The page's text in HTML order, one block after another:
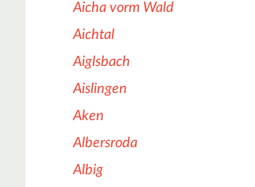
Aicha vorm Wald
Aichtal
Aiglsbach
Aislingen
Aken
Albersroda
Albig